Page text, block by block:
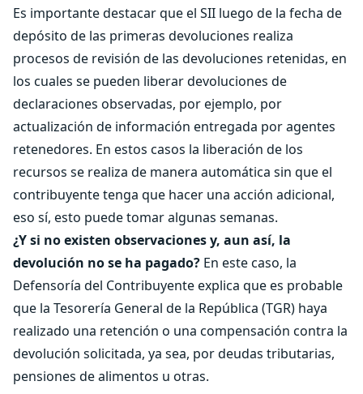
Es importante destacar que el SII luego de la fecha de
depósito de las primeras devoluciones realiza
procesos de revisión de las devoluciones retenidas, en
los cuales se pueden liberar devoluciones de
declaraciones observadas, por ejemplo, por
actualización de información entregada por agentes
retenedores. En estos casos la liberación de los
recursos se realiza de manera automática sin que el
contribuyente tenga que hacer una acción adicional,
eso sí, esto puede tomar algunas semanas.
¿Y si no existen observaciones y, aun así, la
devolución no se ha pagado? En este caso, la
Defensoría del Contribuyente explica que es probable
que la Tesorería General de la República (TGR) haya
realizado una retención o una compensación contra la
devolución solicitada, ya sea, por deudas tributarias,
pensiones de alimentos u otras.